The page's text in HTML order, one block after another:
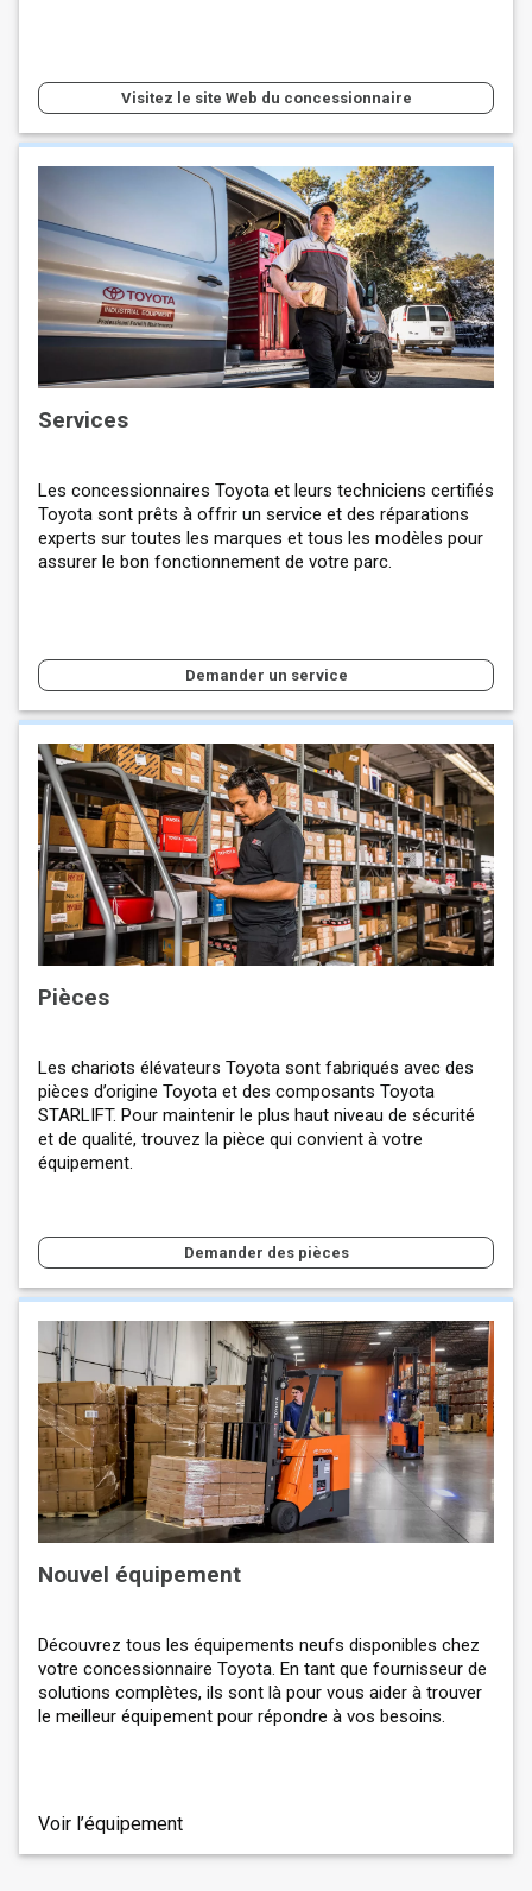
Visitez le site Web du concessionnaire
Services
Les concessionnaires Toyota et leurs techniciens certifiés
Toyota sont prêts à offrir un service et des réparations
experts sur toutes les marques et tous les modèles pour
assurer le bon fonctionnement de votre parc.
Demander un service
Pièces
Les chariots élévateurs Toyota sont fabriqués avec des
pièces d’origine Toyota et des composants Toyota
STARLIFT. Pour maintenir le plus haut niveau de sécurité
et de qualité, trouvez la pièce qui convient à votre
équipement.
Demander des pièces
Nouvel équipement
Découvrez tous les équipements neufs disponibles chez
votre concessionnaire Toyota. En tant que fournisseur de
solutions complètes, ils sont là pour vous aider à trouver
le meilleur équipement pour répondre à vos besoins.
Voir l’équipement